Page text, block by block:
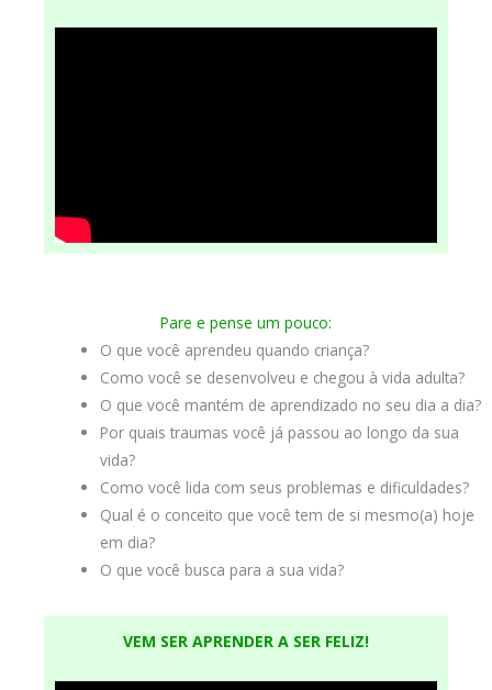
Pare e pense um pouco:
O que você aprendeu quando criança?
Como você se desenvolveu e chegou à vida adulta?
O que você mantém de aprendizado no seu dia a dia?
Por quais traumas você já passou ao longo da sua
vida?
Como você lida com seus problemas e dificuldades?
Qual é o conceito que você tem de si mesmo(a) hoje
em dia?
O que você busca para a sua vida?
VEM SER APRENDER A SER FELIZ!